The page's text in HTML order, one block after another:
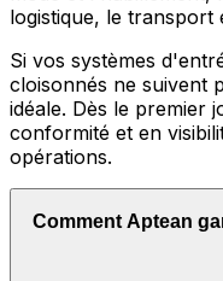
logistique, le transport
Si vos systèmes
cloisonnés ne suivent
idéale. Dès le premier
conformité et en
opérations.
Comment Aptean